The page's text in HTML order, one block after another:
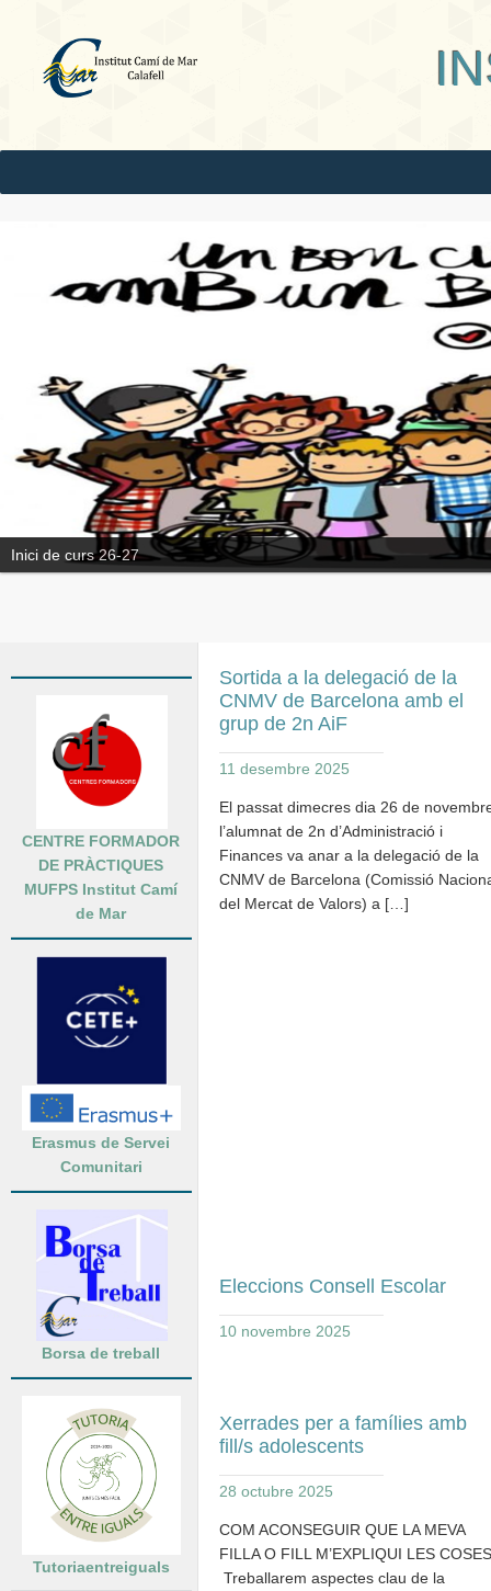
INS
Inici de curs 26-27
CENTRE FORMADOR
DE PRÀCTIQUES
MUFPS Institut Camí
de Mar
Erasmus de Servei
Comunitari
Borsa de treball
Tutoriaentreiguals
Sortida a la delegació de la
CNMV de Barcelona amb el
grup de 2n AiF
11 desembre 2025
El passat dimecres dia 26 de
l’alumnat de 2n d’Administració i
Finances va anar a la delegació de la
CNMV de Barcelona (Comissió
del Mercat de Valors) a […]
Eleccions Consell Escolar
10 novembre 2025
Xerrades per a famílies amb
fill/s adolescents
28 octubre 2025
COM ACONSEGUIR QUE LA MEVA
FILLA O FILL M’EXPLIQUI LES COSES
Treballarem aspectes clau de la